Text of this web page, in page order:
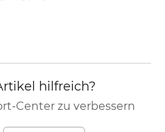
hilfreich?
Center zu verbessern